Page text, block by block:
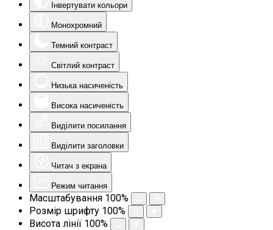
Інвертувати кольори
Монохромний
Темний контраст
Світлий контраст
Низька насиченість
Висока насиченість
Виділити посилання
Виділити заголовки
Читач з екрана
Режим читання
Масштабування 100%
Розмір шрифту 100%
Висота лінії 100%